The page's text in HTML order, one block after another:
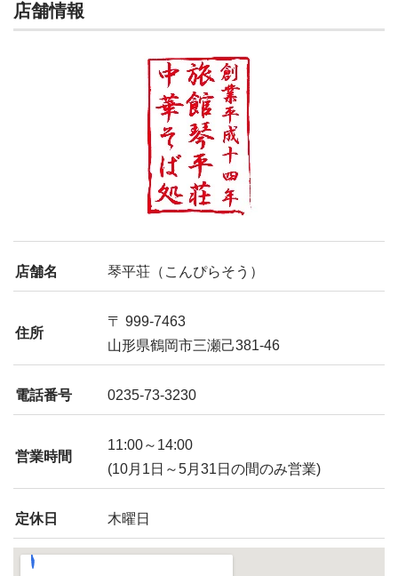
店舗情報
店舗名 琴平荘（こんぴらそう）
住所
〒 999-7463
山形県鶴岡市三瀬己381-46
電話番号 0235-73-3230
営業時間
11:00～14:00
(10月1日～5月31日の間のみ営業)
定休日 木曜日